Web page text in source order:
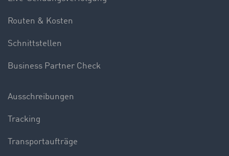
Routen & Kosten
Schnittstellen
Business Partner Check
Ausschreibungen
Tracking
Transportaufträge